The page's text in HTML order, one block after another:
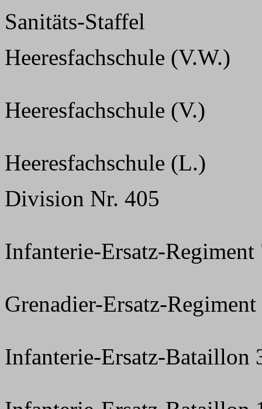
Sanitäts-Staffel
Heeresfachschule (V.W.)
Heeresfachschule (V.)
Heeresfachschule (L.)
Division Nr. 405
Infanterie-Ersatz-Regiment
Grenadier-Ersatz-Regiment
Infanterie-Ersatz-Bataillon